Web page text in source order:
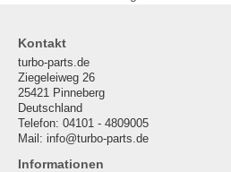
Kontakt
turbo-parts.de
Ziegeleiweg 26
25421 Pinneberg
Deutschland
Telefon: 04101 - 4809005
Mail: info@turbo-parts.de
Informationen